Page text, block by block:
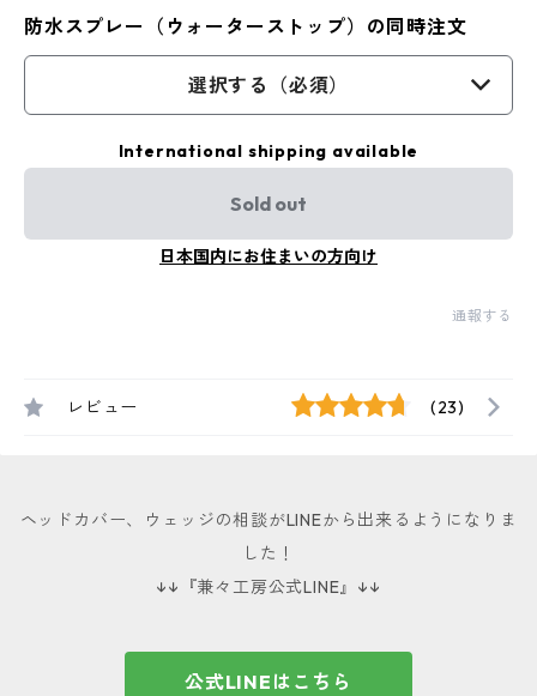
防水スプレー（ウォーターストップ）の同時注文
選択する（必須）
International shipping available
Sold out
日本国内にお住まいの方向け
通報する
レビュー (23)
ヘッドカバー、ウェッジの相談がLINEから出来るようになりま
した！
↓↓『兼々工房公式LINE』↓↓
公式LINEはこちら